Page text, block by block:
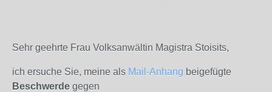
Sehr geehrte Frau Volksanwältin Magistra Stoisits,
ich ersuche Sie, meine als Mail-Anhang beigefügte
Beschwerde gegen